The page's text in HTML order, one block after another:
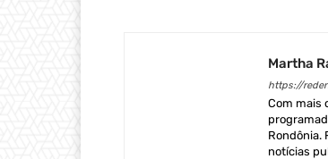
Martha
https://
Com mais
Rondônia.
notícias